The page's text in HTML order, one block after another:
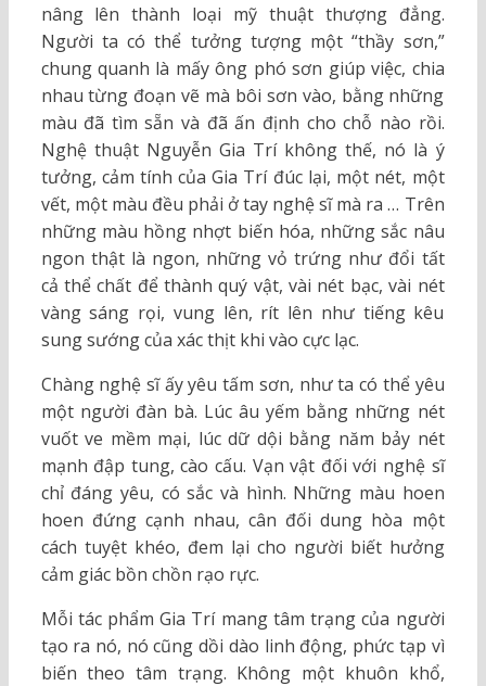
nâng lên thành loại mỹ thuật thượng đẳng.
Người ta có thể tưởng tượng một “thầy sơn,”
chung quanh là mấy ông phó sơn giúp việc, chia
nhau từng đoạn vẽ mà bôi sơn vào, bằng những
màu đã tìm sẵn và đã ấn định cho chỗ nào rồi.
Nghệ thuật Nguyễn Gia Trí không thế, nó là ý
tưởng, cảm tính của Gia Trí đúc lại, một nét, một
vết, một màu đều phải ở tay nghệ sĩ mà ra … Trên
những màu hồng nhợt biến hóa, những sắc nâu
ngon thật là ngon, những vỏ trứng như đổi tất
cả thể chất để thành quý vật, vài nét bạc, vài nét
vàng sáng rọi, vung lên, rít lên như tiếng kêu
sung sướng của xác thịt khi vào cực lạc.
Chàng nghệ sĩ ấy yêu tấm sơn, như ta có thể yêu
một người đàn bà. Lúc âu yếm bằng những nét
vuốt ve mềm mại, lúc dữ dội bằng năm bảy nét
mạnh đập tung, cào cấu. Vạn vật đối với nghệ sĩ
chỉ đáng yêu, có sắc và hình. Những màu hoen
hoen đứng cạnh nhau, cân đối dung hòa một
cách tuyệt khéo, đem lại cho người biết hưởng
cảm giác bồn chồn rạo rực.
Mỗi tác phẩm Gia Trí mang tâm trạng của người
tạo ra nó, nó cũng dồi dào linh động, phức tạp vì
biến theo tâm trạng. Không một khuôn khổ,